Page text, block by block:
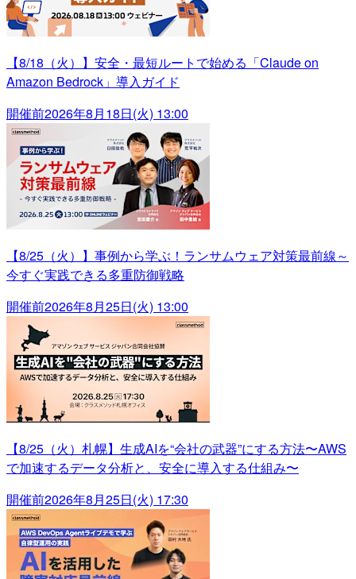
【8/18（火）】安全・最短ルートで始める「Claude on
Amazon Bedrock」導入ガイド
開催前2026年8月18日(火) 13:00
【8/25（火）】事例から学ぶ！ランサムウェア対策最前線～
今すぐ実践できる多重防御戦略
開催前2026年8月25日(火) 13:00
【8/25（火）札幌】生成AIを“会社の武器”にする方法〜AWS
で加速するデータ分析と、安全に導入する仕組み〜
開催前2026年8月25日(火) 17:30